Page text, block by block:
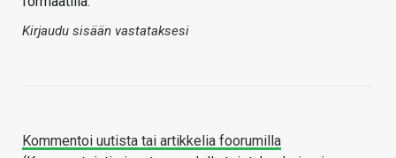
Kirjaudu sisään vastataksesi
Kommentoi uutista tai artikkelia foorumilla